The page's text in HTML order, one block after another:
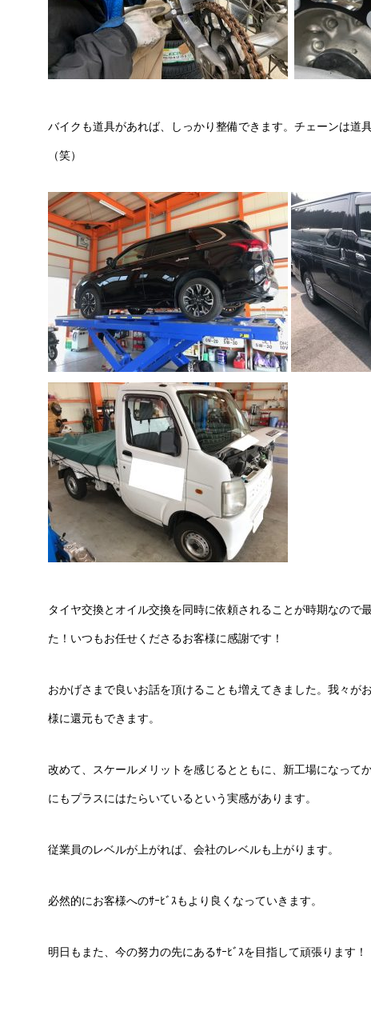
バイクも道具があれば、しっかり整備できます。チェーンは道
（笑）
タイヤ交換とオイル交換を同時に依頼されることが時期なので
た！いつもお任せくださるお客様に感謝です！
おかげさまで良いお話を頂けることも増えてきました。我々が
様に還元もできます。
改めて、スケールメリットを感じるとともに、新工場になって
にもプラスにはたらいているという実感があります。
従業員のレベルが上がれば、会社のレベルも上がります。
必然的にお客様へのｻｰﾋﾞｽもより良くなっていきます。
明日もまた、今の努力の先にあるｻｰﾋﾞｽを目指して頑張ります！